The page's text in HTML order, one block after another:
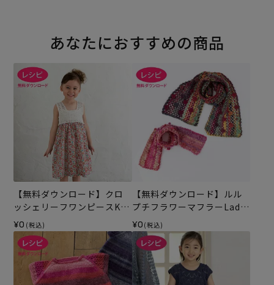
あなたにおすすめの商品
【無料ダウンロード】クロ
ッシェリーフワンピースKid
s（レシピ）
¥0 (税込)
【無料ダウンロード】ルル
プチフラワーマフラーLadie
s&Kids （レシピ）
¥0 (税込)